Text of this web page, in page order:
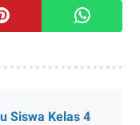
Siswa Kelas 4